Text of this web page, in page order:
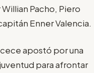
Pacho, Piero
Enner Valencia.
apostó por una
para afrontar